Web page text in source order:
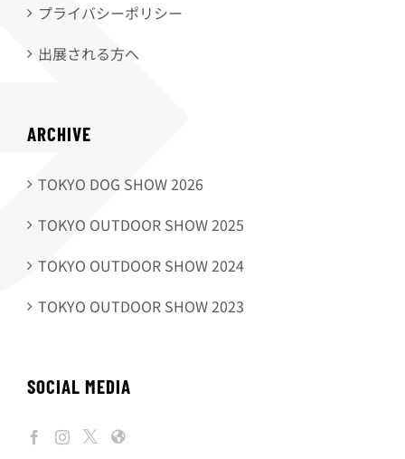
プライバシーポリシー
出展される方へ
ARCHIVE
TOKYO DOG SHOW 2026
TOKYO OUTDOOR SHOW 2025
TOKYO OUTDOOR SHOW 2024
TOKYO OUTDOOR SHOW 2023
SOCIAL MEDIA